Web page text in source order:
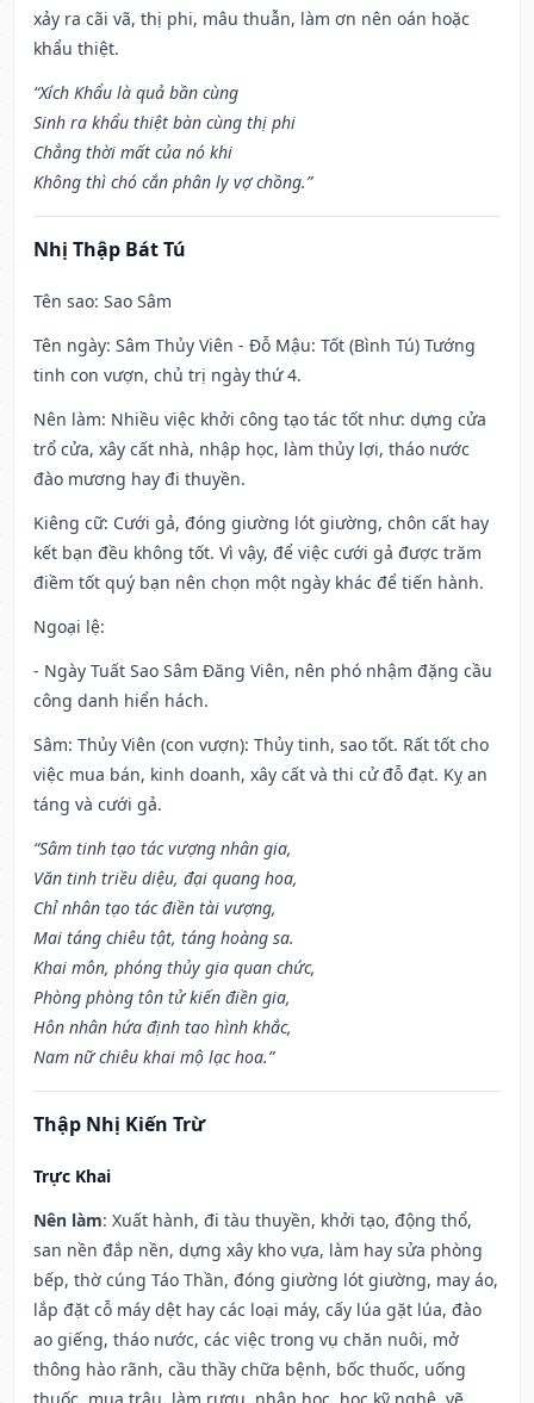
xảy ra cãi vã, thị phi, mâu thuẫn, làm ơn nên oán hoặc
khẩu thiệt.
“Xích Khẩu là quả bần cùng
Sinh ra khẩu thiệt bàn cùng thị phi
Chẳng thời mất của nó khi
Không thì chó cắn phân ly vợ chồng.”
Nhị Thập Bát Tú
Tên sao: Sao Sâm
Tên ngày: Sâm Thủy Viên - Đỗ Mậu: Tốt (Bình Tú) Tướng
tinh con vượn, chủ trị ngày thứ 4.
Nên làm: Nhiều việc khởi công tạo tác tốt như: dựng cửa
trổ cửa, xây cất nhà, nhập học, làm thủy lợi, tháo nước
đào mương hay đi thuyền.
Kiêng cữ: Cưới gả, đóng giường lót giường, chôn cất hay
kết bạn đều không tốt. Vì vậy, để việc cưới gả được trăm
điềm tốt quý bạn nên chọn một ngày khác để tiến hành.
Ngoại lệ:
- Ngày Tuất Sao Sâm Đăng Viên, nên phó nhậm đặng cầu
công danh hiển hách.
Sâm: Thủy Viên (con vượn): Thủy tinh, sao tốt. Rất tốt cho
việc mua bán, kinh doanh, xây cất và thi cử đỗ đạt. Kỵ an
táng và cưới gả.
“Sâm tinh tạo tác vượng nhân gia,
Văn tinh triều diệu, đại quang hoa,
Chỉ nhân tạo tác điền tài vượng,
Mai táng chiêu tật, táng hoàng sa.
Khai môn, phóng thủy gia quan chức,
Phòng phòng tôn tử kiến điền gia,
Hôn nhân hứa định tao hình khắc,
Nam nữ chiêu khai mộ lạc hoa.”
Thập Nhị Kiến Trừ
Trực Khai
Nên làm: Xuất hành, đi tàu thuyền, khởi tạo, động thổ,
san nền đắp nền, dựng xây kho vựa, làm hay sửa phòng
bếp, thờ cúng Táo Thần, đóng giường lót giường, may áo,
lắp đặt cỗ máy dệt hay các loại máy, cấy lúa gặt lúa, đào
ao giếng, tháo nước, các việc trong vụ chăn nuôi, mở
thông hào rãnh, cầu thầy chữa bệnh, bốc thuốc, uống